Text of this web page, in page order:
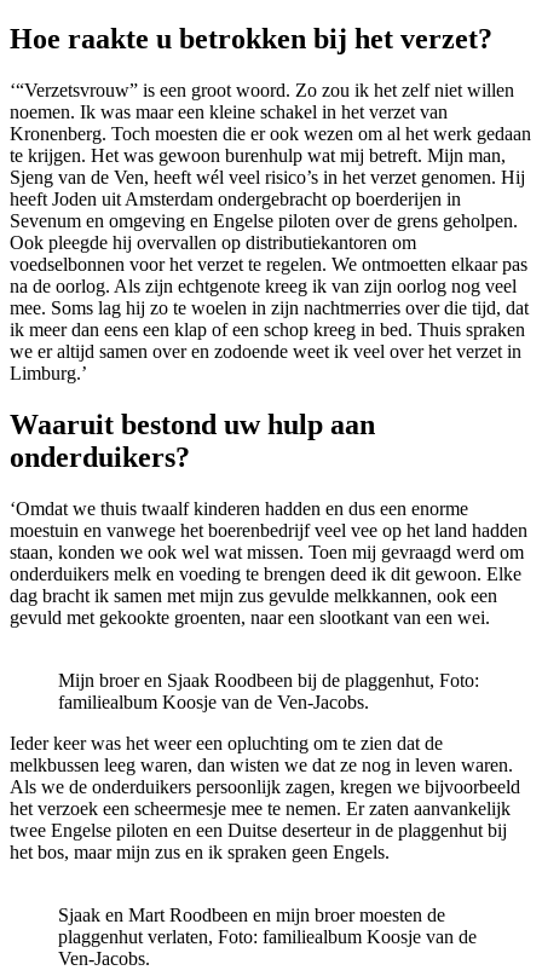
Hoe raakte u betrokken bij het verzet?
‘“Verzetsvrouw” is een groot woord. Zo zou ik het zelf niet willen
noemen. Ik was maar een kleine schakel in het verzet van
Kronenberg. Toch moesten die er ook wezen om al het werk gedaan
te krijgen. Het was gewoon burenhulp wat mij betreft. Mijn man,
Sjeng van de Ven, heeft wél veel risico’s in het verzet genomen. Hij
heeft Joden uit Amsterdam ondergebracht op boerderijen in
Sevenum en omgeving en Engelse piloten over de grens geholpen.
Ook pleegde hij overvallen op distributiekantoren om
voedselbonnen voor het verzet te regelen. We ontmoetten elkaar pas
na de oorlog. Als zijn echtgenote kreeg ik van zijn oorlog nog veel
mee. Soms lag hij zo te woelen in zijn nachtmerries over die tijd, dat
ik meer dan eens een klap of een schop kreeg in bed. Thuis spraken
we er altijd samen over en zodoende weet ik veel over het verzet in
Limburg.’
Waaruit bestond uw hulp aan
onderduikers?
‘Omdat we thuis twaalf kinderen hadden en dus een enorme
moestuin en vanwege het boerenbedrijf veel vee op het land hadden
staan, konden we ook wel wat missen. Toen mij gevraagd werd om
onderduikers melk en voeding te brengen deed ik dit gewoon. Elke
dag bracht ik samen met mijn zus gevulde melkkannen, ook een
gevuld met gekookte groenten, naar een slootkant van een wei.
Mijn broer en Sjaak Roodbeen bij de plaggenhut, Foto:
familiealbum Koosje van de Ven-Jacobs.
Ieder keer was het weer een opluchting om te zien dat de
melkbussen leeg waren, dan wisten we dat ze nog in leven waren.
Als we de onderduikers persoonlijk zagen, kregen we bijvoorbeeld
het verzoek een scheermesje mee te nemen. Er zaten aanvankelijk
twee Engelse piloten en een Duitse deserteur in de plaggenhut bij
het bos, maar mijn zus en ik spraken geen Engels.
Sjaak en Mart Roodbeen en mijn broer moesten de
plaggenhut verlaten, Foto: familiealbum Koosje van de
Ven-Jacobs.